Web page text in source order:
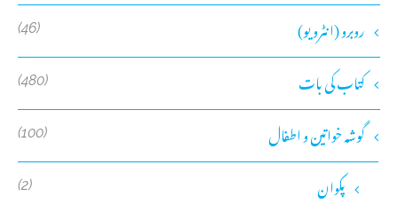
روبرو (انٹرویو) (46)
کتاب کی بات (480)
گوشہ خواتین و اطفال (100)
پکوان (2)